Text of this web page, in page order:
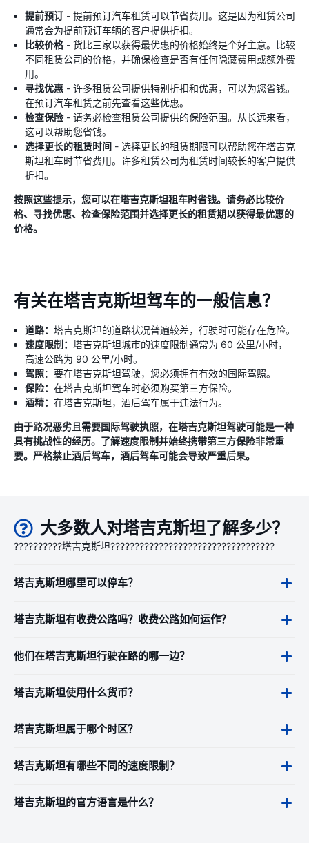
提前预订 - 提前预订汽车租赁可以节省费用。这是因为租赁公司
通常会为提前预订车辆的客户提供折扣。
比较价格- 货比三家以获得最优惠的价格始终是个好主意。比较
不同租赁公司的价格，并确保检查是否有任何隐藏费用或额外费
用。
寻找优惠 - 许多租赁公司提供特别折扣和优惠，可以为您省钱。
在预订汽车租赁之前先查看这些优惠。
检查保险- 请务必检查租赁公司提供的保险范围。从长远来看，
这可以帮助您省钱。
选择更长的租赁时间 - 选择更长的租赁期限可以帮助您在塔吉克
斯坦租车时节省费用。许多租赁公司为租赁时间较长的客户提供
折扣。
按照这些提示，您可以在塔吉克斯坦租车时省钱。请务必比较价
格、寻找优惠、检查保险范围并选择更长的租赁期以获得最优惠的
价格。
有关在塔吉克斯坦驾车的一般信息？
道路： 塔吉克斯坦的道路状况普遍较差，行驶时可能存在危险。
速度限制： 塔吉克斯坦城市的速度限制通常为 60 公里/小时，
高速公路为 90 公里/小时。
驾照：要在塔吉克斯坦驾驶，您必须拥有有效的国际驾照。
保险： 在塔吉克斯坦驾车时必须购买第三方保险。
酒精： 在塔吉克斯坦，酒后驾车属于违法行为。
由于路况恶劣且需要国际驾驶执照，在塔吉克斯坦驾驶可能是一种
具有挑战性的经历。了解速度限制并始终携带第三方保险非常重
要。严格禁止酒后驾车，酒后驾车可能会导致严重后果。
大多数人对塔吉克斯坦了解多少？
??????????塔吉克斯坦??????????????????????????????????
塔吉克斯坦哪里可以停车？
塔吉克斯坦有收费公路吗？收费公路如何运作？
他们在塔吉克斯坦行驶在路的哪一边？
塔吉克斯坦使用什么货币？
塔吉克斯坦属于哪个时区？
塔吉克斯坦有哪些不同的速度限制？
塔吉克斯坦的官方语言是什么？